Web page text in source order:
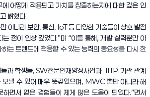
어떻게 적용되고 가치를 창출하는지에 대한 깊은 인
밝혔다.
아니라 보안, 통신, IoT 등 다양한 기술들이 상호 발전
점이 인상 깊었다.”며 “이를 통해, 개발 실력뿐만 아
는 트렌드에 적응할 수 있는 능력의 중요성을 다시 한
들과 학생들, SW전문인재양성사업과 IITP 기관 관계
보낼 수 있어 매우 뜻깊었으며, MWC 뿐만 아니라 해
하면서 얻은 경험들이 제게 많은 도움이 되었다.”면서